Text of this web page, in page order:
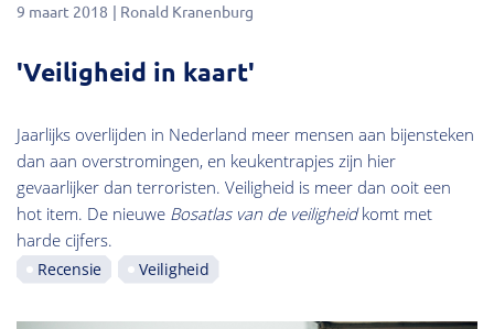
9 maart 2018 Ronald Kranenburg
'Veiligheid in kaart'
Jaarlijks overlijden in Nederland meer mensen aan bijensteken
dan aan overstromingen, en keukentrapjes zijn hier
gevaarlijker dan terroristen. Veiligheid is meer dan ooit een
hot item. De nieuwe Bosatlas van de veiligheidkomt met
harde cijfers.
Recensie Veiligheid